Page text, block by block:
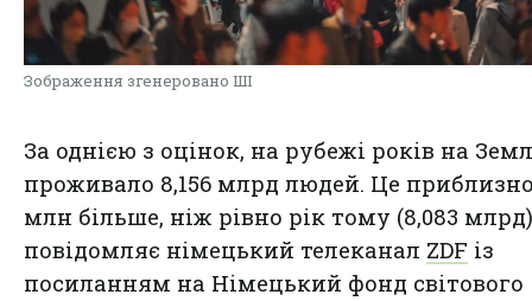
Зображення згенеровано ШІ
За однією з оцінок, на рубежі років на
проживало 8,156 млрд людей. Це
млн більше, ніж рівно рік тому (8,083
повідомляє німецький телеканал ZDF із
посиланням на Німецький фонд світового